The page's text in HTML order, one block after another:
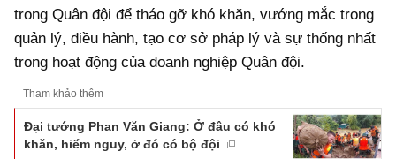
trong Quân đội để tháo gỡ khó khăn, vướng mắc trong
quản lý, điều hành, tạo cơ sở pháp lý và sự thống nhất
trong hoạt động của doanh nghiệp Quân đội.
Tham khảo thêm
Đại tướng Phan Văn Giang: Ở đâu có khó
khăn, hiểm nguy, ở đó có bộ đội